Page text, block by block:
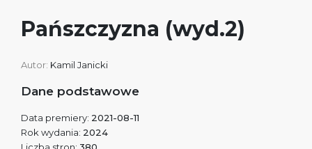
Pańszczyzna (wyd.2)
Autor: Kamil Janicki
Dane podstawowe
Data premiery: 2021-08-11
Rok wydania: 2024